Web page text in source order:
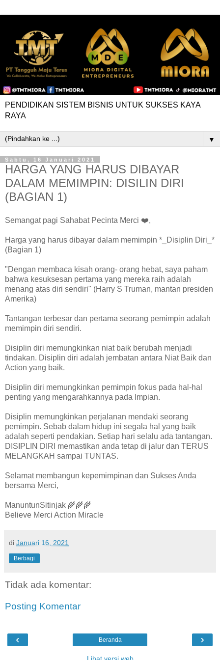
PENDIDIKAN SISTEM BISNIS UNTUK SUKSES KAYA
RAYA
▼
Sabtu, 16 Januari 2021
HARGA YANG HARUS DIBAYAR
DALAM MEMIMPIN: DISILIN DIRI
(BAGIAN 1)
Semangat pagi Sahabat Pecinta Merci ❤️,
Harga yang harus dibayar dalam memimpin *_Disiplin Diri_*
(Bagian 1)
"Dengan membaca kisah orang- orang hebat, saya paham
bahwa kesuksesan pertama yang mereka raih adalah
menang atas diri sendiri" (Harry S Truman, mantan presiden
Amerika)
Tantangan terbesar dan pertama seorang pemimpin adalah
memimpin diri sendiri.
Disiplin diri memungkinkan niat baik berubah menjadi
tindakan. Disiplin diri adalah jembatan antara Niat Baik dan
Action yang baik.
Disiplin diri memungkinkan pemimpin fokus pada hal-hal
penting yang mengarahkannya pada Impian.
Disiplin memungkinkan perjalanan mendaki seorang
pemimpin. Sebab dalam hidup ini segala hal yang baik
adalah seperti pendakian. Setiap hari selalu ada tantangan.
DISIPLIN DIRI memastikan anda tetap di jalur dan TERUS
MELANGKAH sampai TUNTAS.
Selamat membangun kepemimpinan dan Sukses Anda
bersama Merci,
ManuntunSitinjak 🌾🌾🌾
Believe Merci Action Miracle
di Januari 16, 2021
Berbagi
Tidak ada komentar:
Posting Komentar
‹ ›
Beranda